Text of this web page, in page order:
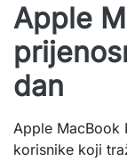
Apple
dan
Apple MacBook
korisnike koji